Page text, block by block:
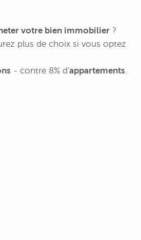
votre bien immobilier ?
plus de choix si vous optez
- contre 8% d'appartements.